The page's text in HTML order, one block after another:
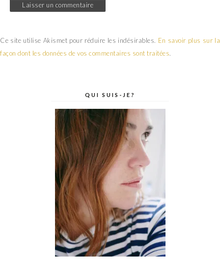
Ce site utilise Akismet pour réduire les indésirables. En savoir plus sur la
façon dont les données de vos commentaires sont traitées.
QUI SUIS-JE?